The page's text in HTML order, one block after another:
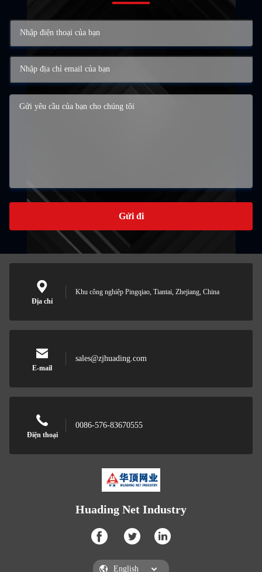
Gửi đi
Địa chỉ
Khu công nghiệp Pingqiao, Tiantai, Zhejiang, China
E-mail
sales@zjhuading.com
Điện thoại
0086-576-83670555
Huading Net Industry